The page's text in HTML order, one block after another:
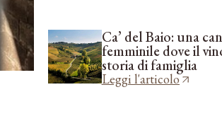
Ca’ del Baio: una
femminile dove il
storia di famiglia
Leggi l'articolo